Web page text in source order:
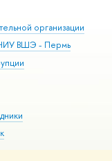
организации
ВШЭ - Пермь